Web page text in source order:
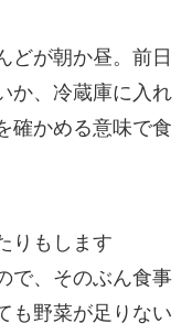
どが朝か昼。前日
か、冷蔵庫に入れ
確かめる意味で食
りもします
で、そのぶん食事
も野菜が足りない